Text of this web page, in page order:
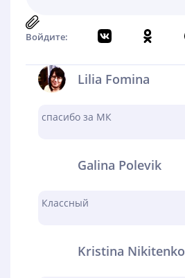
Войдите:
Lilia Fomina
спасибо за МК
Galina Polevik
Классный
Kristina Nikitenko